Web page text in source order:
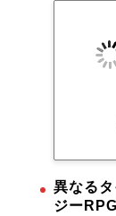
異なる
ジーRPG